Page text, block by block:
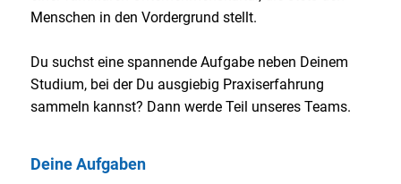
Menschen in den Vordergrund stellt.
Du suchst eine spannende Aufgabe neben Deinem
Studium, bei der Du ausgiebig Praxiserfahrung
sammeln kannst? Dann werde Teil unseres Teams.
Deine Aufgaben